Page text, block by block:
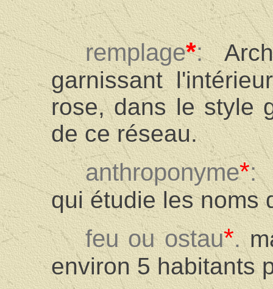
remplage*:
garnissant
rose, dans le style
de ce réseau.
anthroponyme*:
qui étudie les noms
feu ou ostau*.
environ 5 habitants